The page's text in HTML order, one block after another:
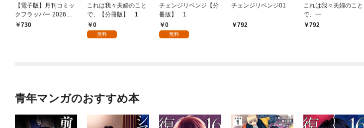
【電子版】月刊コミッ
クフラッパー 2026年9
月号
￥730
これは我々夫婦のこと
で、【分冊版】 1
0
無料
チェンジリベンジ【分
冊版】 1
0
無料
チェンジリベンジ01
792
これは我々夫婦のこと
で、一
792
青年マンガのおすすめ本